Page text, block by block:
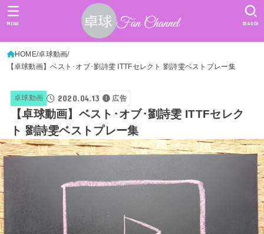
SEARCH
MENU
HOME 卓球動画
【卓球動画】ベスト･オブ･劉詩雯 ITTFセレクト 劉詩雯ベストプレー集
卓球動画 2020.04.13 広告
【卓球動画】ベスト･オブ･劉詩雯 ITTFセレク
ト 劉詩雯ベストプレー集